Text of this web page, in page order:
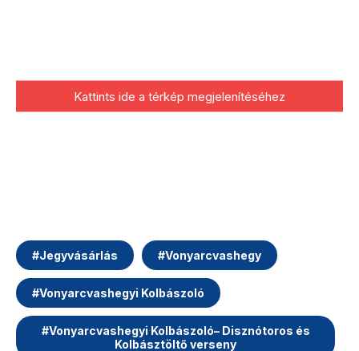
Kattints ide a térkép megjelenítéséhez
#Jegyvásárlás #Vonyarcvashegy
#Vonyarcvashegyi Kolbászoló
#Vonyarcvashegyi Kolbászoló– Disznótoros és
Kolbásztöltő verseny